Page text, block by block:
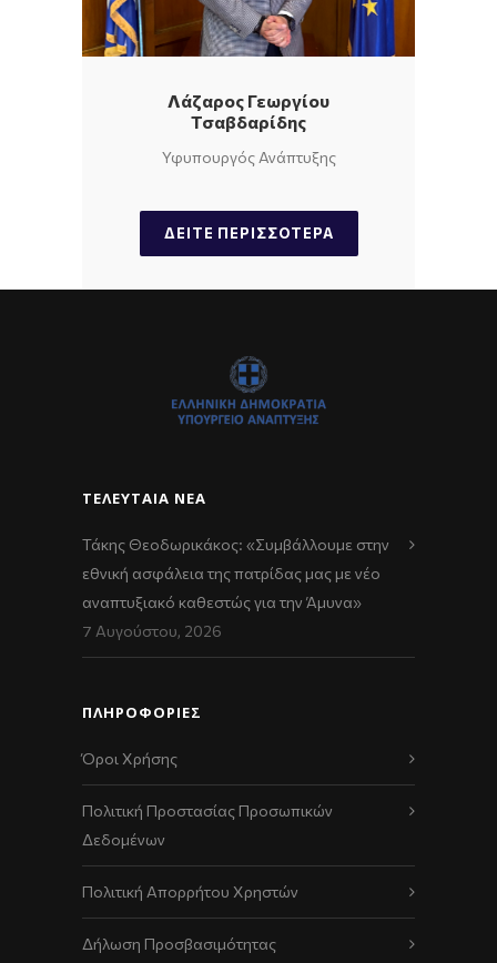
Λάζαρος Γεωργίου
Τσαβδαρίδης
Υφυπουργός Ανάπτυξης
ΔΕΊΤΕ ΠΕΡΙΣΣΌΤΕΡΑ
ΤΕΛΕΥΤΑΊΑ ΝΈΑ
Τάκης Θεοδωρικάκος: «Συμβάλλουμε στην
εθνική ασφάλεια της πατρίδας μας με νέο
αναπτυξιακό καθεστώς για την Άμυνα»
7 Αυγούστου, 2026
ΠΛΗΡΟΦΟΡΙΕΣ
Όροι Χρήσης
Πολιτική Προστασίας Προσωπικών
Δεδομένων
Πολιτική Απορρήτου Χρηστών
Δήλωση Προσβασιμότητας